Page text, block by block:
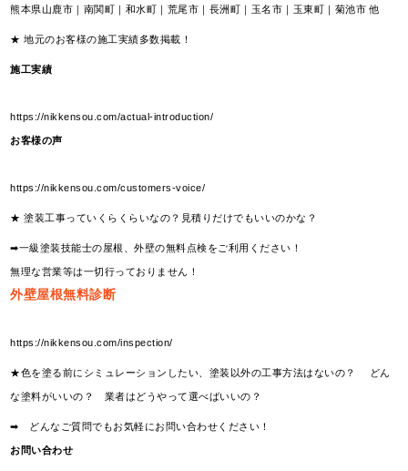
熊本県山鹿市｜南関町｜和水町｜荒尾市｜長洲町｜玉名市｜玉東町｜菊池市 他
★ 地元のお客様の施工実績多数掲載！
施工実績
https://nikkensou.com/actual-introduction/
お客様の声
https://nikkensou.com/customers-voice/
★ 塗装工事っていくらくらいなの？見積りだけでもいいのかな？
➡一級塗装技能士の屋根、外壁の無料点検をご利用ください！
無理な営業等は一切行っておりません！
外壁屋根無料診断
https://nikkensou.com/inspection/
★色を塗る前にシミュレーションしたい、塗装以外の工事方法はないの？ どん
な塗料がいいの？ 業者はどうやって選べばいいの？
➡ どんなご質問でもお気軽にお問い合わせください！
お問い合わせ